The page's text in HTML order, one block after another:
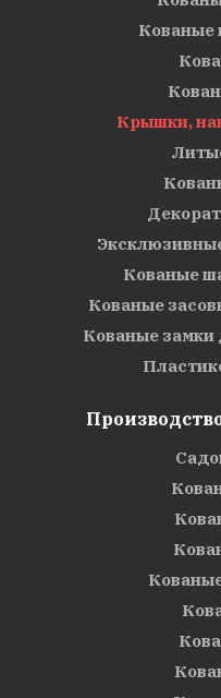
Кованые
Крышки,
Кованые
Кованые
Кованые замки